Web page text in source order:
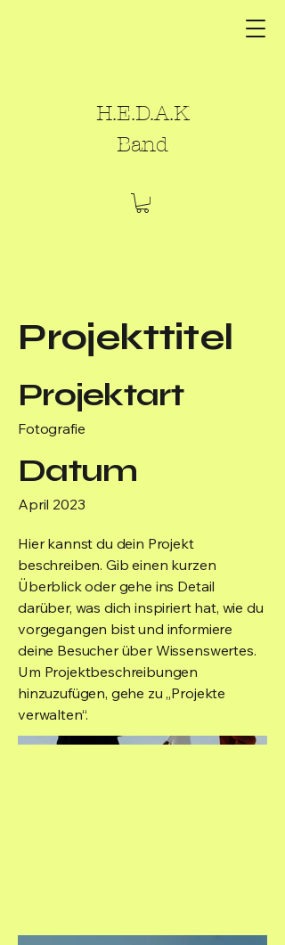
H.E.D.A.K
Band
Projekttitel
Projektart
Fotografie
Datum
April 2023
Hier kannst du dein Projekt
beschreiben. Gib einen kurzen
Überblick oder gehe ins Detail
darüber, was dich inspiriert hat, wie du
vorgegangen bist und informiere
deine Besucher über Wissenswertes.
Um Projektbeschreibungen
hinzuzufügen, gehe zu „Projekte
verwalten“.